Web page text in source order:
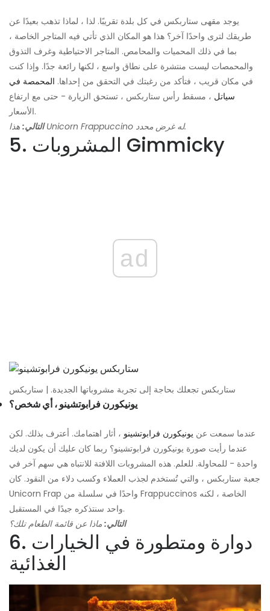
يوجد مقهى ستاربكس في كل بلدة تقريبًا. لذا ، لماذا تذهب بعيدًا عن
طريقك لترى واحدًا آخر؟ هذا هو المكان الذي تأتي فيه المتاجر الخاصة ،
بما في ذلك المحميات والمحامص. المتاجر الاحتياطية وغرف التذوق
والمحمصات ليست منتشرة على نطاق واسع ، لكنها رائعة جدًا. وإذا كنت
في مكان قريب ، فتأكد من رغبتك في التحقق من إحداها. المحمصة في
سياتل ، مسقط رأس ستاربكس ، تستحق الزيارة - حتى مع ارتفاع
الأسعار.
التالي:
هذا Unicorn Frappuccino له غرض محدد.
5. المشروبات Gimmicky
ad
ستاربكس تجعلك بحاجة إلى تجربة مشروباتها الجديدة. | ستاربكس
يونيكورن فرابوتشينو ، أي شخص؟
عندما سمعت عن يونيكورن فرابوتشينو ، أثار اهتمامك. أعترف بذلك. لكن
عندما رأيت صورة يونيكورن فرابوتشينو؟ ربما كان عليك أن يكون لديك
واحدة - للمحاولة. للعلم. هذه المشروبات اللافتة للانتباه هي سهم آخر في
جعبة ستاربكس ، والتي تُستخدم لجذب العملاء وكسب دلاء من النقود. كان
Unicorn Frap واحدًا في سلسلة من Frappuccinos الخاصة ، لكنه
واحد سنتذكره جيدًا في المستقبل.
التالي: ماذا عن قائمة الطعام تلك؟
6. دوارة ومتطورة في الخيارات
الغذائية